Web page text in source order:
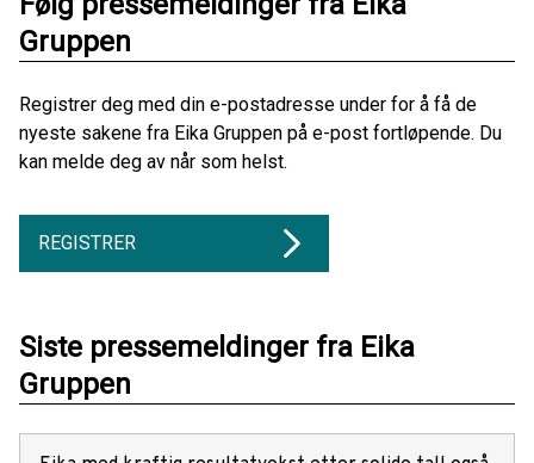
Gruppen
Registrer deg med din e-postadresse under for å få de
nyeste sakene fra Eika Gruppen på e-post fortløpende. Du
kan melde deg av når som helst.
REGISTRER
Siste pressemeldinger fra Eika
Gruppen